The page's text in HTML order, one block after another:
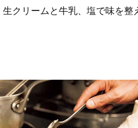
クリームと牛乳、塩で味を整